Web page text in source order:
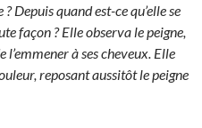
Depuis quand est-ce qu’elle se
façon ? Elle observa le peigne,
à ses cheveux. Elle
reposant aussitôt le peigne